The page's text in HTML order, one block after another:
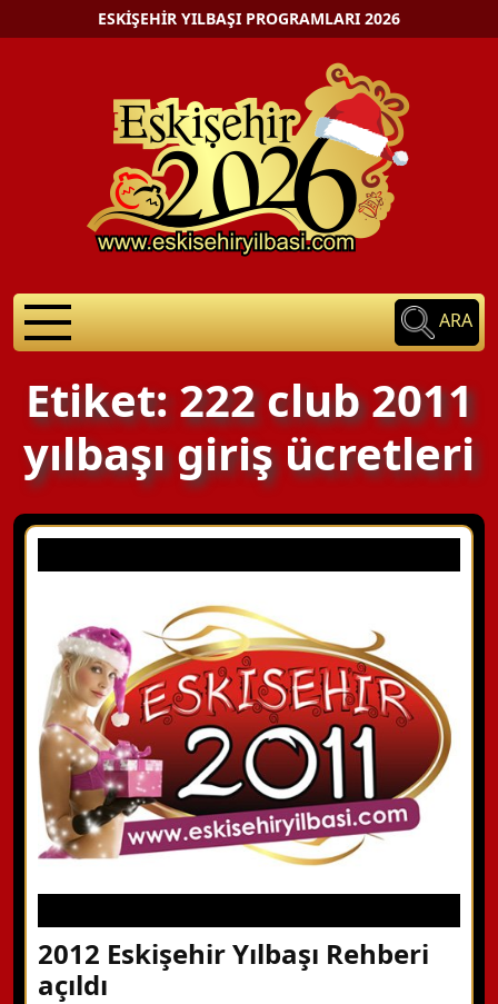
ESKIŞEHIR YILBAŞI PROGRAMLARI 2026
ARA
Etiket: 222 club 2011
yılbaşı giriş ücretleri
2012 Eskişehir Yılbaşı Rehberi
açıldı